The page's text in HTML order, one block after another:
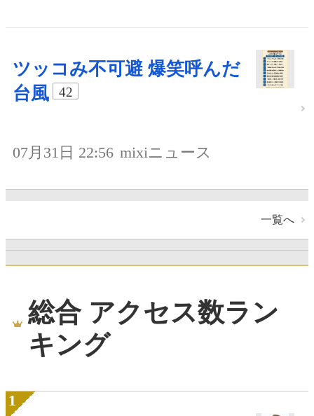
ツッコみ不可避 爆笑呼んだ
台風
42
07月31日 22:56 mixiニュース
一覧へ
総合 アクセス数ラン
キング